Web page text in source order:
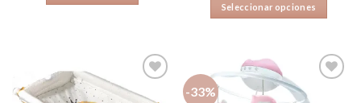
Seleccionar opciones
tiene
múltiples
variantes.
-33%